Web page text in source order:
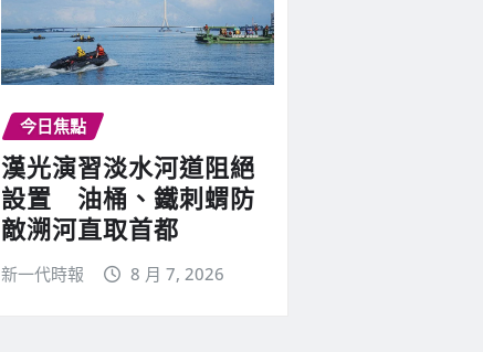
今日焦點
漢光演習淡水河道阻絕
設置 油桶、鐵刺蝟防
敵溯河直取首都
新一代時報 8 月 7, 2026